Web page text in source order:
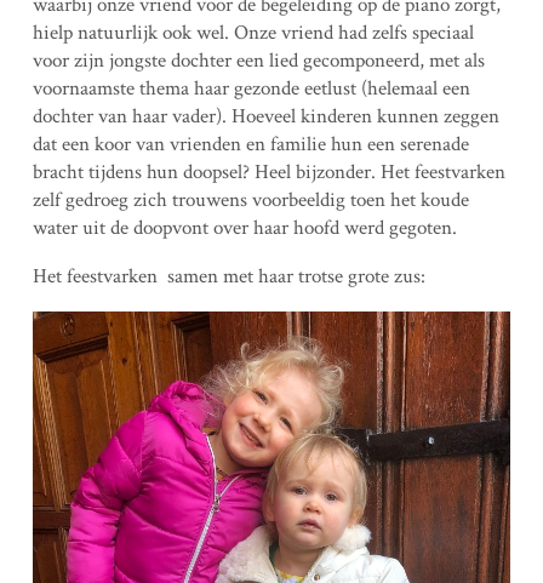
waarbij onze vriend voor de begeleiding op de piano zorgt,
hielp natuurlijk ook wel. Onze vriend had zelfs speciaal
voor zijn jongste dochter een lied gecomponeerd, met als
voornaamste thema haar gezonde eetlust (helemaal een
dochter van haar vader). Hoeveel kinderen kunnen zeggen
dat een koor van vrienden en familie hun een serenade
bracht tijdens hun doopsel? Heel bijzonder. Het feestvarken
zelf gedroeg zich trouwens voorbeeldig toen het koude
water uit de doopvont over haar hoofd werd gegoten.
Het feestvarken samen met haar trotse grote zus: